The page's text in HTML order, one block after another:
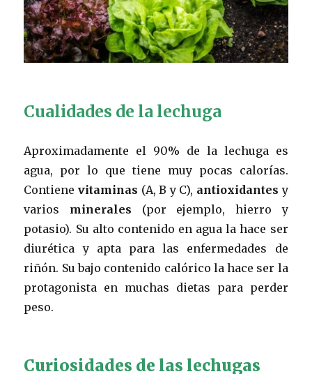
Cualidades de la lechuga
Aproximadamente el 90% de la lechuga es
agua, por lo que tiene muy pocas calorías.
Contienevitaminas (A, B y C), antioxidantes y
varios minerales (por ejemplo, hierro y
potasio). Su alto contenido en agua la hace ser
diurética y apta para las enfermedades de
riñón. Su bajo contenido calórico la hace ser la
protagonista en muchas dietas para perder
peso.
Curiosidades de las lechugas